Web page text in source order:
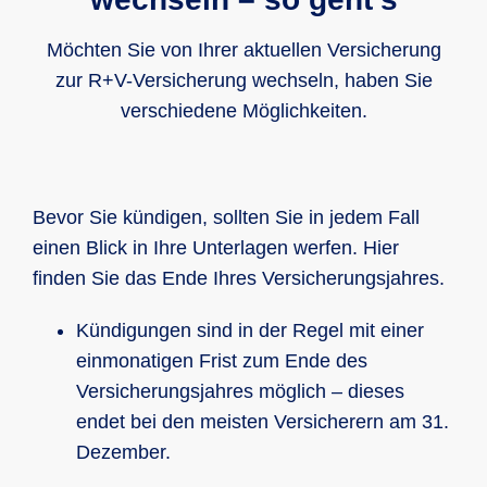
zum Tragen kommt. Sie ist in allen Kfz-
Haftpflichtversicherungstarifen der R+V
enthalten.
Mit diesem geringen Jahresbeitrag
profitieren Sie unterwegs sowohl in
Deutschland als auch im europäischen
Ausland im Falle einer Panne, eines
bei derPannenhilfe und Abschleppen
sowie einem Mietwagen als
Ersatzfahrzeugfür die Dauer der
Reparatur.
Auch ein Reiseschutzbrief ist enthalten,
der Leistungen wie
Krankenrücktransport oder die
Vermittlung ärztlicher Betreuung
Möchten Sie von Ihrer aktuellen Versicherung
zur R+V-Versicherung wechseln, haben Sie
verschiedene Möglichkeiten.
Bevor Sie kündigen, sollten Sie in jedem Fall
einen Blick in Ihre Unterlagen werfen. Hier
finden Sie das Ende Ihres Versicherungsjahres.
Kündigungen sind in der Regel mit einer
einmonatigen Frist zum Ende des
Versicherungsjahres möglich – dieses
endet bei den meisten Versicherern am 31.
Dezember.